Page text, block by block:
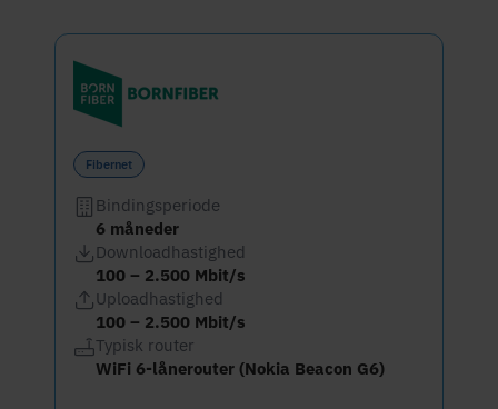
Fibernet
Bindingsperiode
6 måneder
Downloadhastighed
100 – 2.500 Mbit/s
Uploadhastighed
100 – 2.500 Mbit/s
Typisk router
WiFi 6-lånerouter (Nokia Beacon G6)